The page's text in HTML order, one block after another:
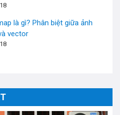
là gì? Phân biệt giữa ảnh
vector